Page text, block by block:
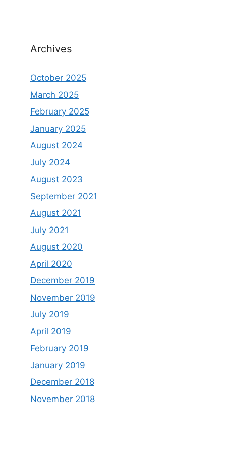
Archives
October 2025
March 2025
February 2025
January 2025
August 2024
July 2024
August 2023
September 2021
August 2021
July 2021
August 2020
April 2020
December 2019
November 2019
July 2019
April 2019
February 2019
January 2019
December 2018
November 2018